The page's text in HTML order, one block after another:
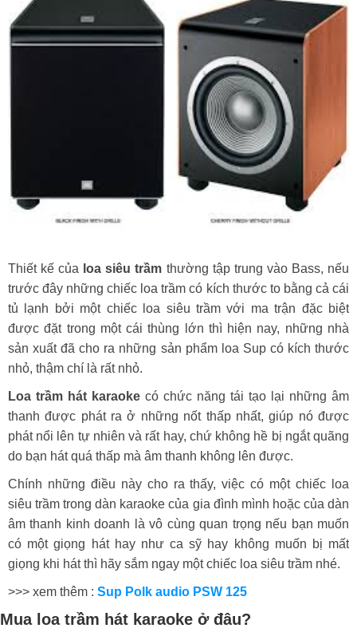
Thiết kế của loa siêu trầm thường tập trung vào Bass, nếu
trước đây những chiếc loa trầm có kích thước to bằng cả cái
tủ lạnh bởi một chiếc loa siêu trầm với ma trận đặc biệt
được đặt trong một cái thùng lớn thì hiện nay, những nhà
sản xuất đã cho ra những sản phẩm loa Sup có kích thước
nhỏ, thậm chí là rất nhỏ.
Loa trầm hát karaoke có chức năng tái tạo lại những âm
thanh được phát ra ở những nốt thấp nhất, giúp nó được
phát nổi lên tự nhiên và rất hay, chứ không hề bị ngắt quãng
do bạn hát quá thấp mà âm thanh không lên được.
Chính những điều này cho ra thấy, việc có một chiếc loa
siêu trầm trong dàn karaoke của gia đình mình hoặc của dàn
âm thanh kinh doanh là vô cùng quan trọng nếu bạn muốn
có một giọng hát hay như ca sỹ hay không muốn bị mất
giọng khi hát thì hãy sắm ngay một chiếc loa siêu trầm nhé.
>>> xem thêm : Sup Polk audio PSW 125
Mua loa trầm hát karaoke ở đâu?